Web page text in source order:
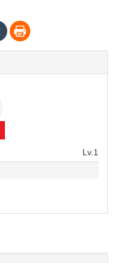
Lv.1